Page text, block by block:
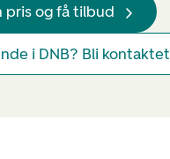
pris og få tilbud
i DNB? Bli kontaktet